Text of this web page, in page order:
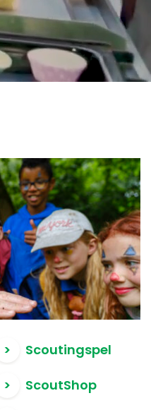
Scoutingspel
ScoutShop